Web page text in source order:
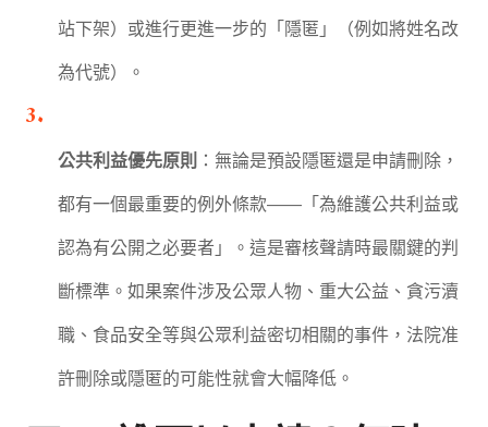
站下架）或進行更進一步的「隱匿」（例如將姓名改
為代號）。
公共利益優先原則 ：無論是預設隱匿還是申請刪除，
都有一個最重要的例外條款——「為維護公共利益或
認為有公開之必要者」。這是審核聲請時最關鍵的判
斷標準。如果案件涉及公眾人物、重大公益、貪污瀆
職、食品安全等與公眾利益密切相關的事件，法院准
許刪除或隱匿的可能性就會大幅降低。